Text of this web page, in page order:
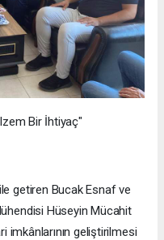
Bir İhtiyaç"
getiren Bucak Esnaf ve
Hüseyin Mücahit
imkânlarının geliştirilmesi